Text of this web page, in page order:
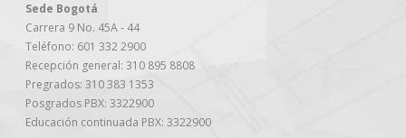
Sede Bogotá
Carrera 9 No. 45A - 44
Teléfono: 601 332 2900
Recepción general: 310 895 8808
Pregrados: 310 383 1353
Posgrados PBX: 3322900
Educación continuada PBX: 3322900